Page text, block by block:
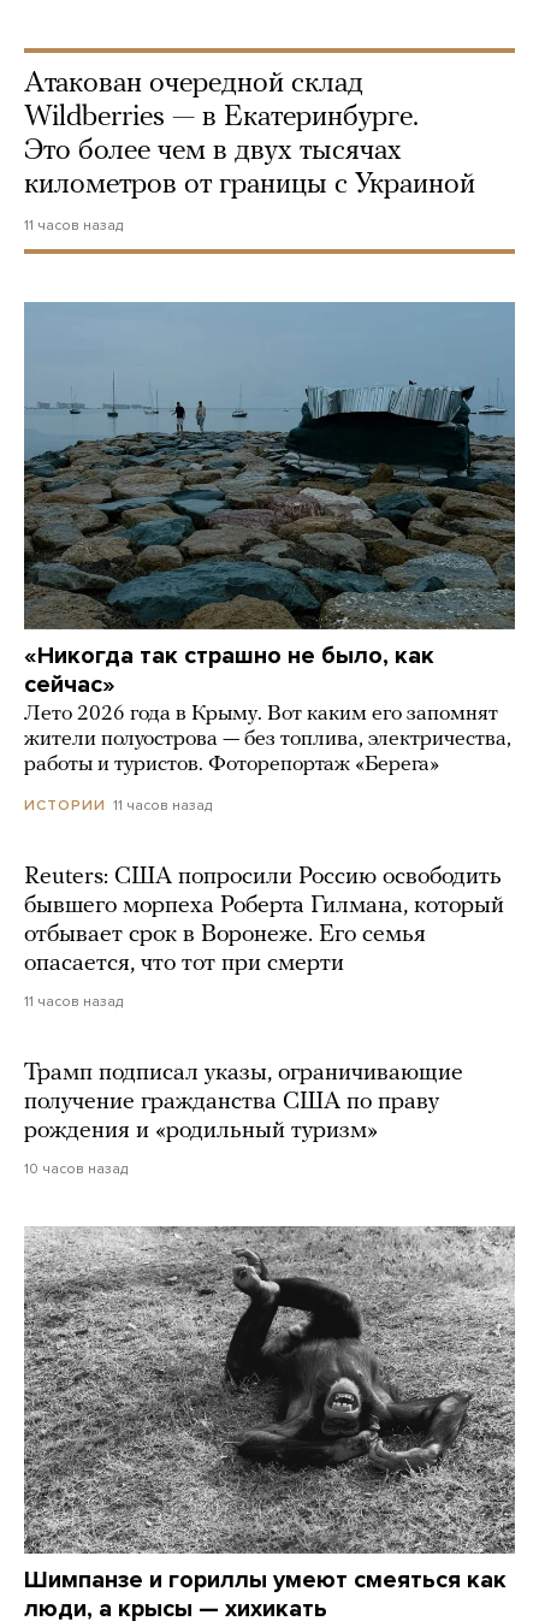
Атакован очередной склад
Wildberries — в Екатеринбурге.
Это более чем в двух тысячах
километров от границы с Украиной
11 часов назад
«Никогда так страшно не было, как
сейчас»
Лето 2026 года в Крыму. Вот каким его запомнят
жители полуострова — без топлива, электричества,
работы и туристов. Фоторепортаж «Берега»
ИСТОРИИ 11 часов назад
Reuters: США попросили Россию освободить
бывшего морпеха Роберта Гилмана, который
отбывает срок в Воронеже. Его семья
опасается, что тот при смерти
11 часов назад
Трамп подписал указы, ограничивающие
получение гражданства США по праву
рождения и «родильный туризм»
10 часов назад
Шимпанзе и гориллы умеют смеяться как
люди, а крысы — хихикать